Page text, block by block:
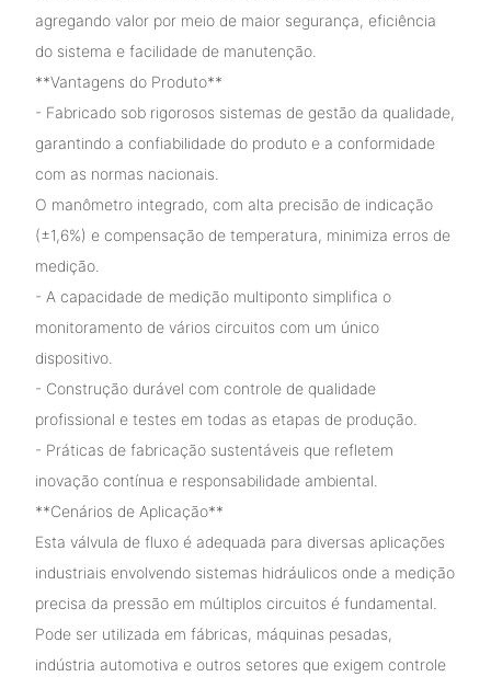
agregando valor por meio de maior segurança, eficiência
do sistema e facilidade de manutenção.
**Vantagens do Produto**
- Fabricado sob rigorosos sistemas de gestão da qualidade,
garantindo a confiabilidade do produto e a conformidade
com as normas nacionais.
O manômetro integrado, com alta precisão de indicação
(±1,6%) e compensação de temperatura, minimiza erros de
medição.
- A capacidade de medição multiponto simplifica o
monitoramento de vários circuitos com um único
dispositivo.
- Construção durável com controle de qualidade
profissional e testes em todas as etapas de produção.
- Práticas de fabricação sustentáveis ​​que refletem
inovação contínua e responsabilidade ambiental.
**Cenários de Aplicação**
Esta válvula de fluxo é adequada para diversas aplicações
industriais envolvendo sistemas hidráulicos onde a medição
precisa da pressão em múltiplos circuitos é fundamental.
Pode ser utilizada em fábricas, máquinas pesadas,
indústria automotiva e outros setores que exigem controle